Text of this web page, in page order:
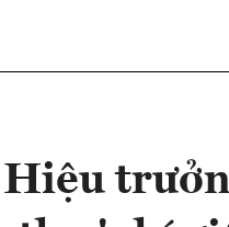
Hiệu